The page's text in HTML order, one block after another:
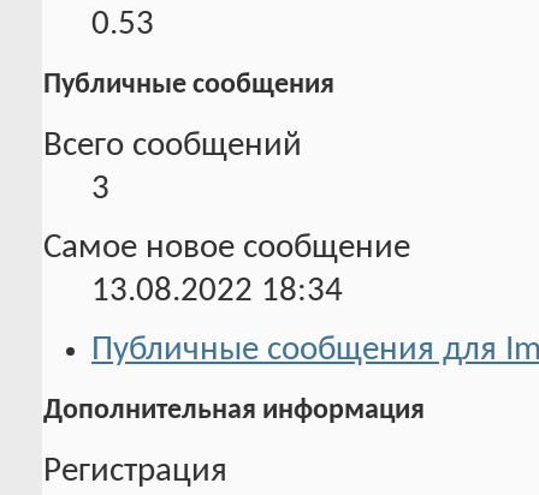
0.53
Публичные сообщения
Всего сообщений
3
Самое новое сообщение
13.08.2022 18:34
Публичные сообщения для
Дополнительная информация
Регистрация